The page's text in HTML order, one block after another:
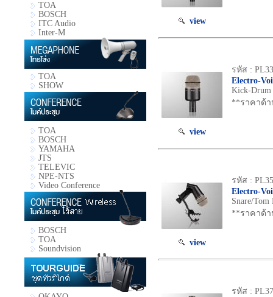
TOA
BOSCH
ITC Audio
Inter-M
TOA
SHOW
TOA
BOSCH
YAMAHA
JTS
TELEVIC
NPE-NTS
Video Conference
BOSCH
TOA
Soundvision
view
view
รหัส : PL33
Electro-
Kick-Drum
**ราคาด้
view
รหัส : PL35
Electro-
Snare/
**ราคาด้
รหัส : PL37